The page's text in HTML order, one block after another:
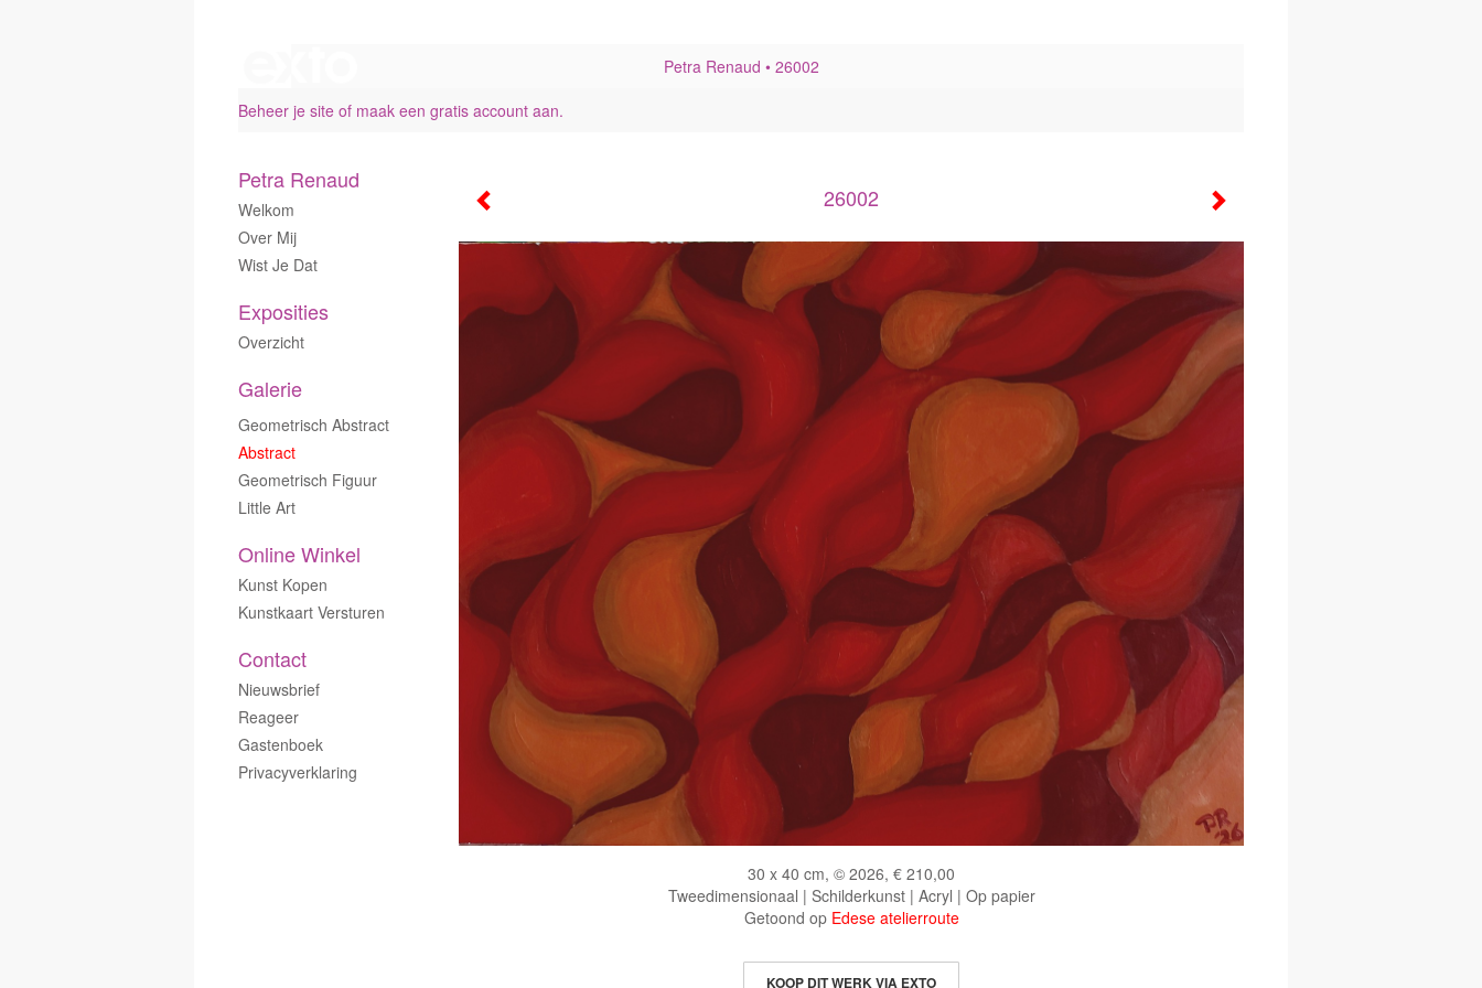
Petra Renaud
26002
Beheer je site of maak een gratis account aan.
26002
30 x 40 cm, © 2026, € 210,00
Tweedimensionaal | Schilderkunst | Acryl | Op papier
Getoond op Edese atelierroute
KOOP DIT WERK VIA EXTO
Petra Renaud
Welkom
Over Mij
Wist Je Dat
Exposities
Overzicht
Galerie
Geometrisch Abstract
Abstract
Geometrisch Figuur
Little Art
Online Winkel
Kunst Kopen
Kunstkaart Versturen
Contact
Nieuwsbrief
Reageer
Gastenboek
Privacyverklaring